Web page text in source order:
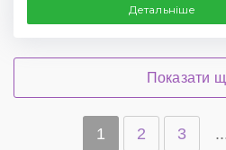
Детальніше
Показати
1 2 3